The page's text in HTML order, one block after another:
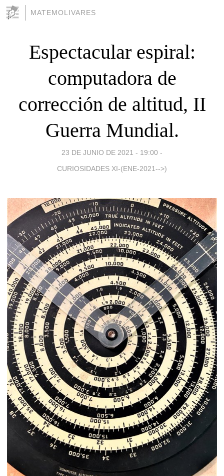
MATEMOLIVARES
Espectacular espiral:
computadora de
corrección de altitud, II
Guerra Mundial.
23 DE JUNIO DE 2021 - 19:00 -
CURIOSIDADES XI-(ENE-2021-->)